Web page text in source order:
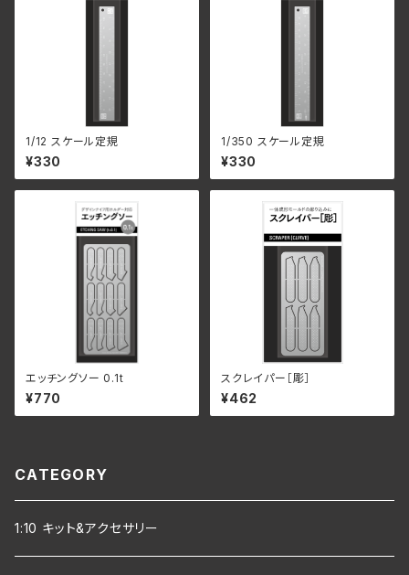
1/12 スケール定規
¥330
1/350 スケール定規
¥330
エッチングソー 0.1t
¥770
スクレイパー［彫］
¥462
CATEGORY
1:10 キット&アクセサリー